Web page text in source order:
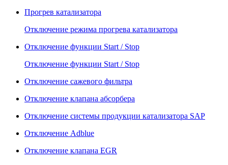
Прогрев катализатора
Отключение режима прогрева катализатора
Отключение функции Start / Stop
Отключение функции Start / Stop
Отключение сажевого фильтра
Отключение клапана абсорбера
Отключение системы продукции катализатора SAP
Отключение Adblue
Отключение клапана EGR